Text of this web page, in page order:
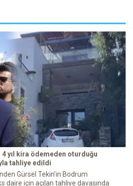
yıl kira ödemeden oturduğu
tahliye edildi
Gürsel Tekin’in Bodrum
daire için açılan tahliye davasında